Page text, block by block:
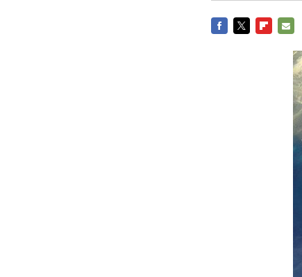
MAIL